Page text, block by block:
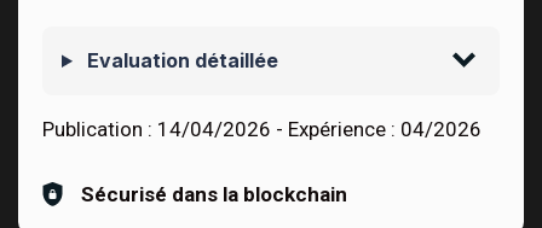
Evaluation détaillée
Publication : 14/04/2026 - Expérience : 04/2026
Sécurisé dans la blockchain